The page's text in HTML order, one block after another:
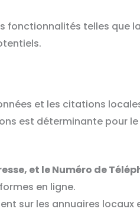
fonctionnalités telles que
et les citations
est déterminante pour
et le Numéro de
en ligne.
sur les annuaires